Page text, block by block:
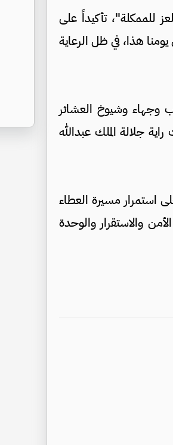
للممكلة"، تأكيداً على
هذا، في ظل الرعاية
وجهاء وشيوخ العشائر
جلالة الملك عبدالله
على استمرار مسيرة العطاء
والاستقرار والوحدة